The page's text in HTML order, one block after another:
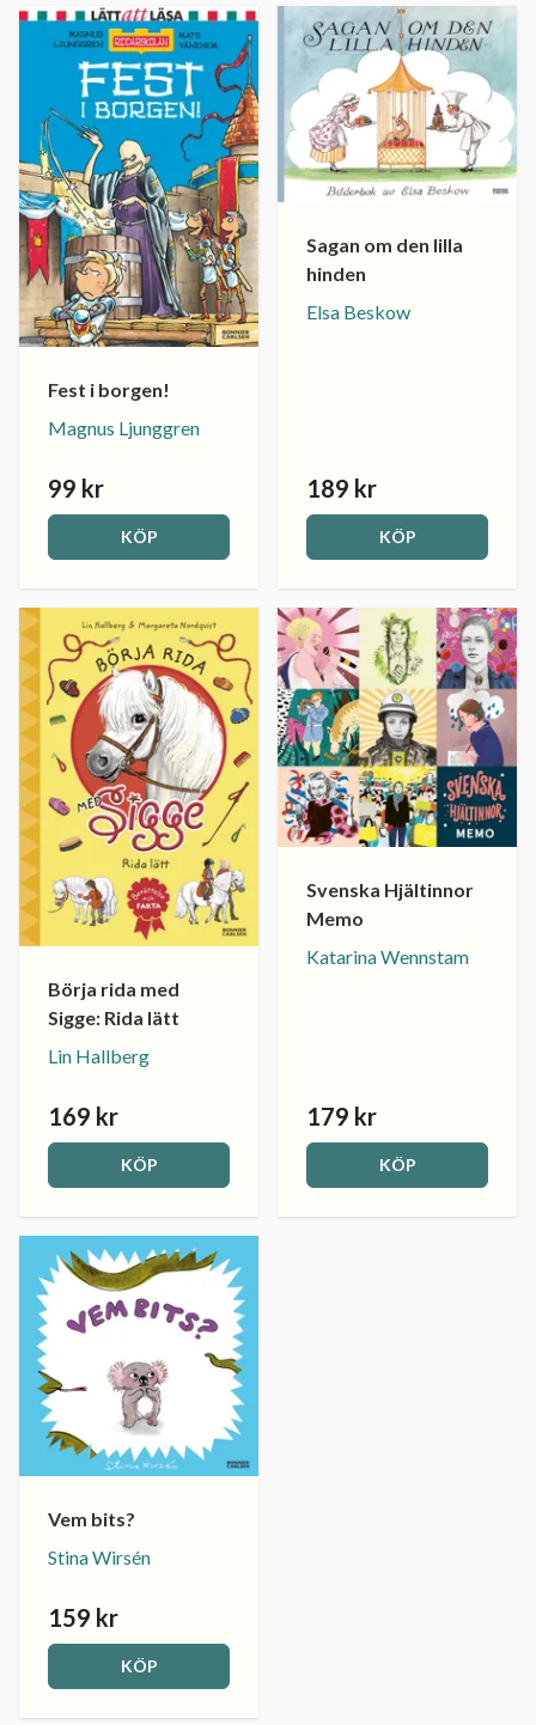
Fest i borgen!
Magnus Ljunggren
99 kr
KÖP
Sagan om den lilla
hinden
Elsa Beskow
189 kr
KÖP
Börja rida med
Sigge: Rida lätt
Lin Hallberg
169 kr
KÖP
Svenska Hjältinnor
Memo
Katarina Wennstam
179 kr
KÖP
Vem bits?
Stina Wirsén
159 kr
KÖP